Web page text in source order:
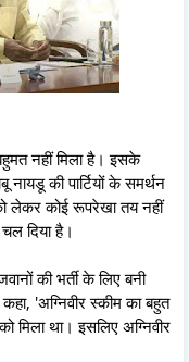
नहीं मिला है। इसके
की पार्टियों के समर्थन
लेकर कोई रूपरेखा तय नहीं
दिया है।
की भर्ती के लिए बनी
'अग्निवीर स्कीम का बहुत
था। इसलिए अग्निवीर